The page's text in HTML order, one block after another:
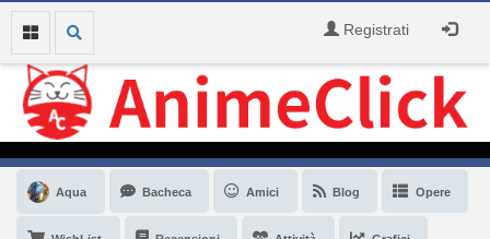
Registrati
Aqua Bacheca Amici Blog Opere